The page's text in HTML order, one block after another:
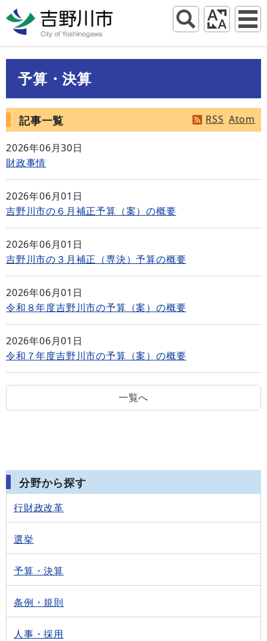
予算・決算
記事一覧 RSS Atom
2026年06月30日
財政事情
2026年06月01日
吉野川市の６月補正予算（案）の概要
2026年06月01日
吉野川市の３月補正（専決）予算の概要
2026年06月01日
令和８年度吉野川市の予算（案）の概要
2026年06月01日
令和７年度吉野川市の予算（案）の概要
一覧へ
分野から探す
行財政改革
選挙
予算・決算
条例・規則
人事・採用